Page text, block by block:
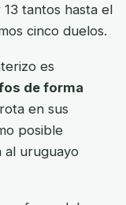
tantos hasta el
cinco duelos.
es
de forma
en sus
posible
al uruguayo